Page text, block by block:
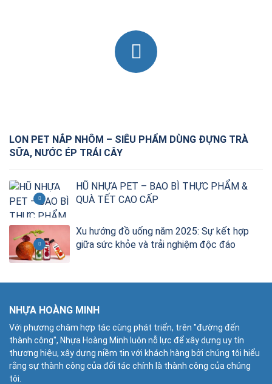
LON PET NẮP NHÔM – SIÊU PHẨM DÙNG ĐỰNG TRÀ
SỮA, NƯỚC ÉP TRÁI CÂY
HŨ NHỰA PET – BAO BÌ THỰC PHẨM &
QUÀ TẾT CAO CẤP
Xu hướng đồ uống năm 2025: Sự kết hợp
giữa sức khỏe và trải nghiệm độc đáo
NHỰA HOÀNG MINH
Với phương châm hợp tác cùng phát triển, trên "đường đến
thành công", Nhựa Hoàng Minh luôn nỗ lực để xây dựng uy tín
thương hiệu, xây dựng niềm tin với khách hàng bởi chúng tôi hiểu
rằng sự thành công của đối tác chính là thành công của chúng
tôi.